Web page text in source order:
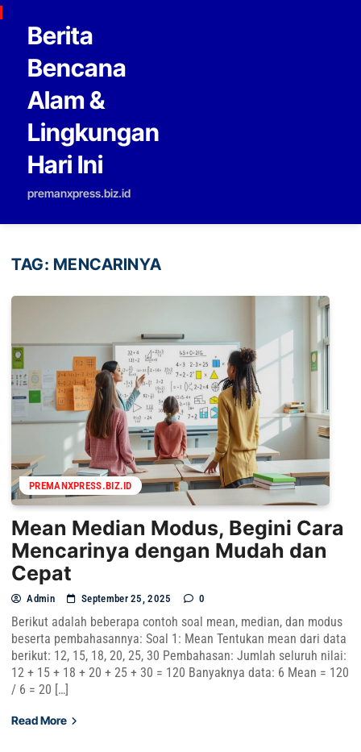
Skip to content
Berita
Bencana
Alam &
Lingkungan
Hari Ini
premanxpress.biz.id
TAG: MENCARINYA
PREMANXPRESS.BIZ.ID
Mean Median Modus, Begini Cara
Mencarinya dengan Mudah dan
Cepat
Admin September 25, 2025 0
Berikut adalah beberapa contoh soal mean, median, dan modus
beserta pembahasannya: Soal 1: Mean Tentukan mean dari data
berikut: 12, 15, 18, 20, 25, 30 Pembahasan: Jumlah seluruh nilai:
12 + 15 + 18 + 20 + 25 + 30 = 120 Banyaknya data: 6 Mean = 120
/ 6 = 20 […]
Read More